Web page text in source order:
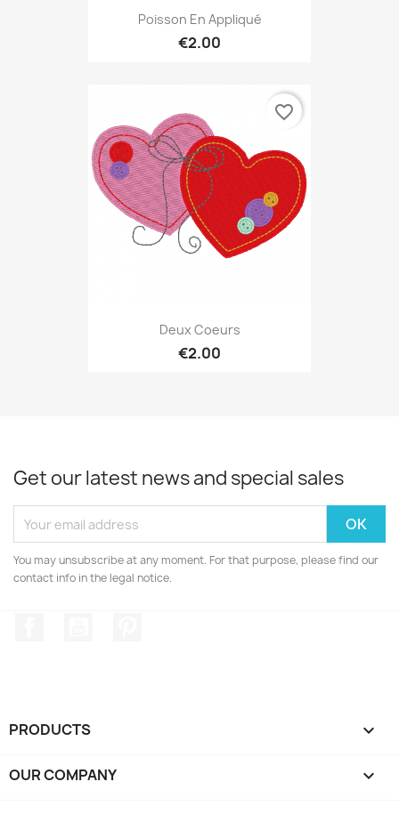
Poisson En Appliqué
€2.00
Deux Coeurs
€2.00
favorite_border
Get our latest news and special sales
You may unsubscribe at any moment. For that purpose, please find our
contact info in the legal notice.
PRODUCTS 
OUR COMPANY 